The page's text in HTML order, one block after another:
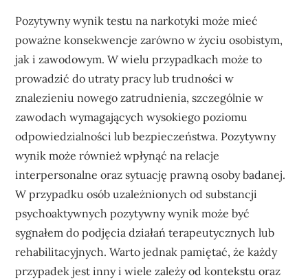
Pozytywny wynik testu na narkotyki może mieć
poważne konsekwencje zarówno w życiu osobistym,
jak i zawodowym. W wielu przypadkach może to
prowadzić do utraty pracy lub trudności w
znalezieniu nowego zatrudnienia, szczególnie w
zawodach wymagających wysokiego poziomu
odpowiedzialności lub bezpieczeństwa. Pozytywny
wynik może również wpłynąć na relacje
interpersonalne oraz sytuację prawną osoby badanej.
W przypadku osób uzależnionych od substancji
psychoaktywnych pozytywny wynik może być
sygnałem do podjęcia działań terapeutycznych lub
rehabilitacyjnych. Warto jednak pamiętać, że każdy
przypadek jest inny i wiele zależy od kontekstu oraz